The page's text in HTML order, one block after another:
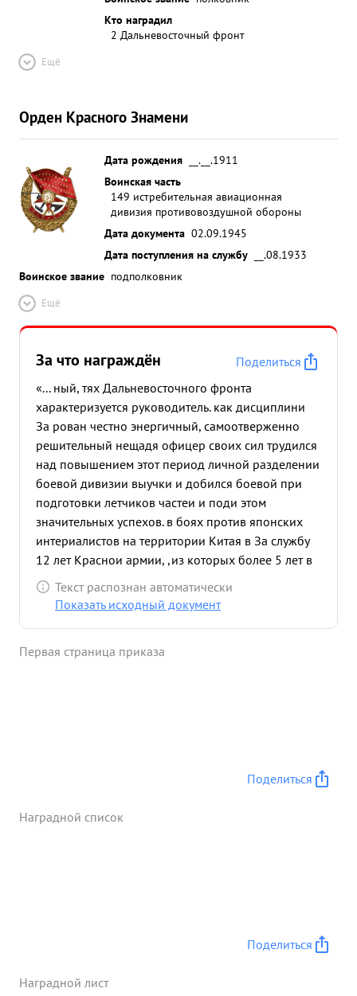
Кто наградил
2 Дальневосточный фронт
Ещё
Орден Красного Знамени
Дата рождения
__.__.1911
Воинская часть
149 истребительная авиационная
дивизия противовоздушной обороны
Дата документа 02.09.1945
Дата поступления на службу
__.08.1933
Воинское звание подполковник
Ещё
За что награждён
Поделиться
«... ный, тях Дальневосточного фронта
характеризуется руководитель. как дисциплини
За рован честно энергичный, самоотверженно
решительный нещадя офицер своих сил трудился
над повышением этот период личной разделении
боевой дивизии выучки и добился боевой при
подготовки летчиков частеи и поди этом
значительных успехов. в боях против японских
интериалистов на территории Китая в За службу
12 лет Краснои армии, ,из которых более 5 лет в
части Преданность партии Ленина-Сталина и
боевую смелость показал 1938г. ,за что награжден
частях Белов русского фронта в 1944г.
Сталина. ...»
Текст распознан автоматически
Показать исходный документ
Первая страница приказа
Поделиться
Наградной список
Поделиться
Наградной лист